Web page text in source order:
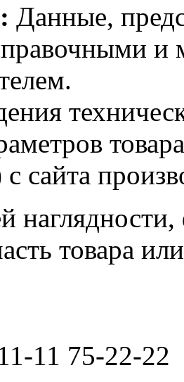
Данные,
и
сайта
наглядности,
товара
11 75-22-22